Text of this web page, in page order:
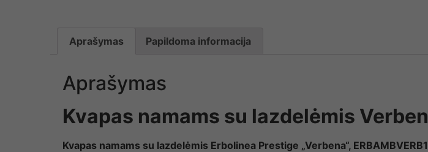
Aprašymas Papildoma informacija
Aprašymas
Kvapas namams su lazdelėmis
Kvapas namams su lazdelėmis Erbolinea Prestige „Verbena“,